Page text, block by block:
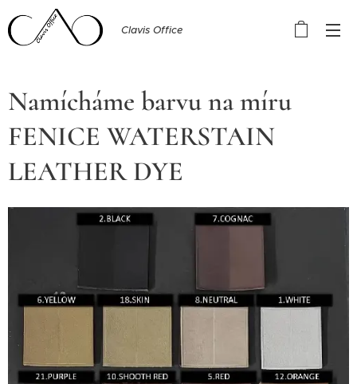
Clavis Office
Namícháme barvu na míru
FENICE WATERSTAIN
LEATHER DYE